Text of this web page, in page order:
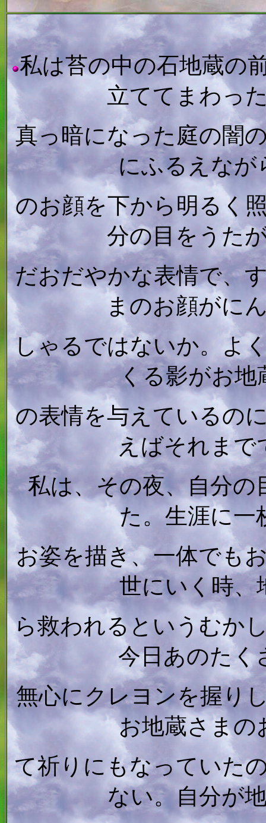
私は苔の中の石地蔵の
立ててまわっ
真っ暗になった庭の闇
にふるえなが
のお顔を下から明るく
分の目をうた
だおだやかな表情で、
まのお顔がに
しゃるではないか。よ
くる影がお
の表情を与えているの
えばそれまで
私は、その夜、自分
た。生涯に一
お姿を描き、一体でも
世にいく時、
ら救われるというむか
今日あのたく
無心にクレヨンを握り
お地蔵さまの
て祈りにもなっていた
ない。自分が